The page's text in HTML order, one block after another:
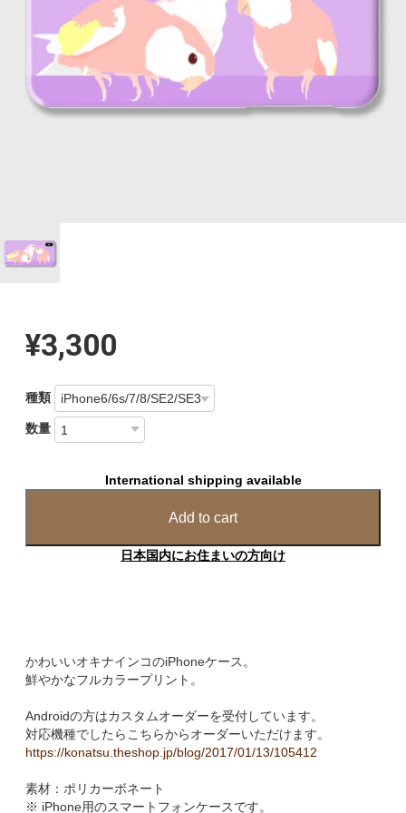
¥3,300
種類
数量
International shipping available
Add to cart
日本国内にお住まいの方向け
かわいいオキナインコのiPhoneケース。
鮮やかなフルカラープリント。
Androidの方はカスタムオーダーを受付しています。
対応機種でしたらこちらからオーダーいただけます。
https://konatsu.theshop.jp/blog/2017/01/13/105412
素材：ポリカーボネート
※ iPhone用のスマートフォンケースです。